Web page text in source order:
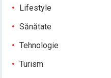
Lifestyle
Sănătate
Tehnologie
Turism